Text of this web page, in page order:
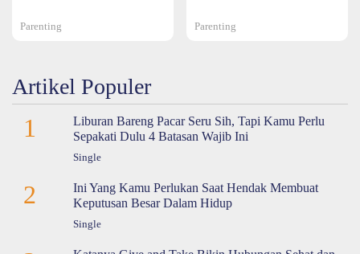
Parenting Parenting
Artikel Populer
1
Liburan Bareng Pacar Seru Sih, Tapi Kamu Perlu
Sepakati Dulu 4 Batasan Wajib Ini
Single
2
Ini Yang Kamu Perlukan Saat Hendak Membuat
Keputusan Besar Dalam Hidup
Single